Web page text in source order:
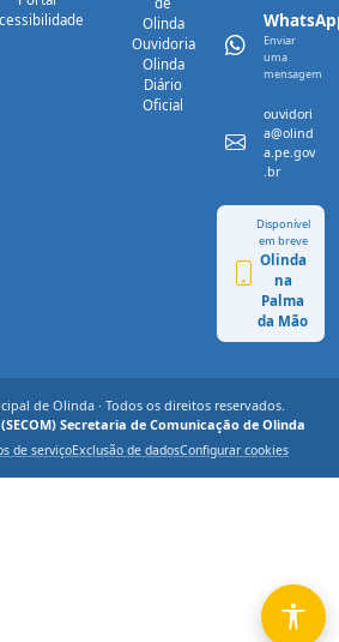
Olinda
Ouvidoria
Olinda
Diário
Oficial
Enviar
uma
mensagem
ouvidori
a@olind
a.pe.gov
.br
Disponível
em breve
Olinda
na
Palma
da Mão
de Olinda · Todos os direitos reservados.
(SECOM) Secretaria de Comunicação de Olinda
de serviçoExclusão de dadosConfigurar cookies